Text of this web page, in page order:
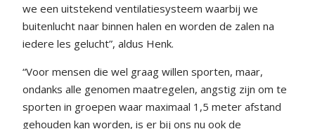
we een uitstekend ventilatiesysteem waarbij we
buitenlucht naar binnen halen en worden de zalen na
iedere les gelucht”, aldus Henk.
“Voor mensen die wel graag willen sporten, maar,
ondanks alle genomen maatregelen, angstig zijn om te
sporten in groepen waar maximaal 1,5 meter afstand
gehouden kan worden, is er bij ons nu ook de